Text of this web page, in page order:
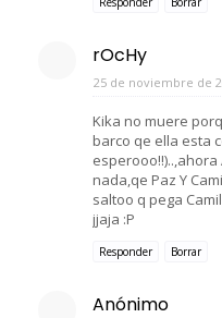
rOcHy
25 de noviembre de
Kika no muere
barco qe ella esta
nada,qe Paz Y
saltoo q pega
jjaja :P
Responder Borrar
Anónimo